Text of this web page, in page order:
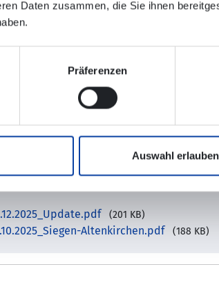
Daten zusammen, die Sie ihnen
Präferenzen
Auswahl erlauben
Verbindungsauskunft enthalten!
HLB Online (hlb-online.de)
(201 KB)
Altenkirchen.pdf (188 KB)